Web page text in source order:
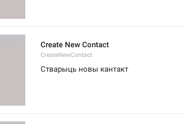
Create New Contact
CreateNewContact
Стварыць новы кантакт